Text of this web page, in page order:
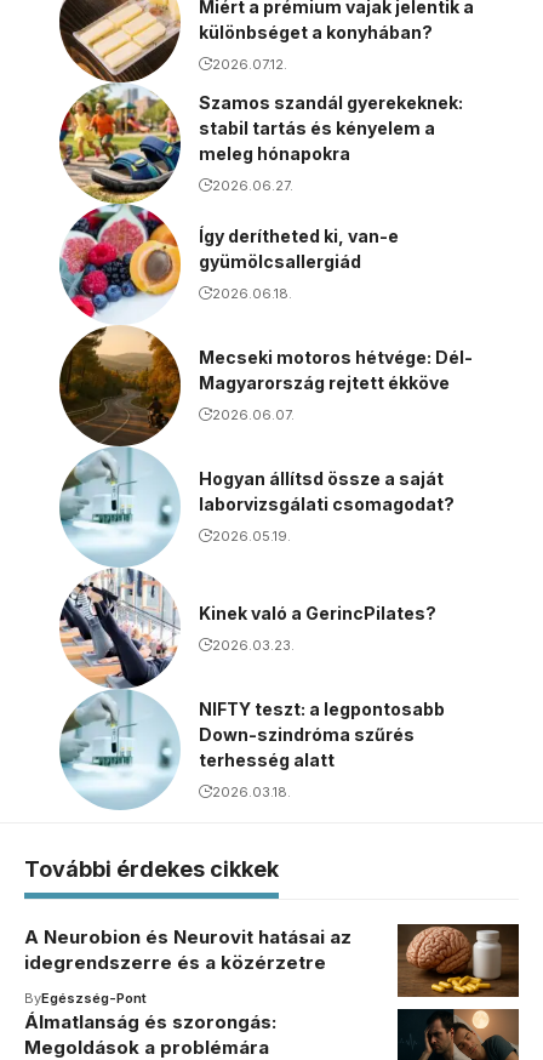
Miért a prémium vajak jelentik a
különbséget a konyhában?
2026.07.12.
Szamos szandál gyerekeknek:
stabil tartás és kényelem a
meleg hónapokra
2026.06.27.
Így derítheted ki, van-e
gyümölcsallergiád
2026.06.18.
Mecseki motoros hétvége: Dél-
Magyarország rejtett ékköve
2026.06.07.
Hogyan állítsd össze a saját
laborvizsgálati csomagodat?
2026.05.19.
Kinek való a GerincPilates?
2026.03.23.
NIFTY teszt: a legpontosabb
Down-szindróma szűrés
terhesség alatt
2026.03.18.
További érdekes cikkek
A Neurobion és Neurovit hatásai az
idegrendszerre és a közérzetre
ByEgészség-Pont
Álmatlanság és szorongás:
Megoldások a problémára